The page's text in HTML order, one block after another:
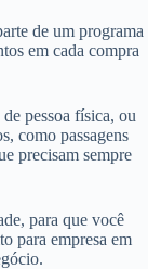
de um programa
em cada compra
pessoa física, ou
como passagens
precisam sempre
para que você
para empresa em